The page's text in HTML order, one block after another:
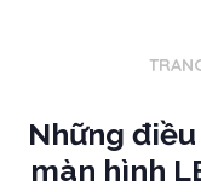
Những
màn hình